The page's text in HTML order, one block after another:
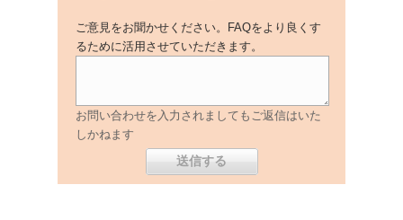
ご意見をお聞かせください。FAQをより良くす
るために活用させていただきます。
お問い合わせを入力されましてもご返信はいた
しかねます